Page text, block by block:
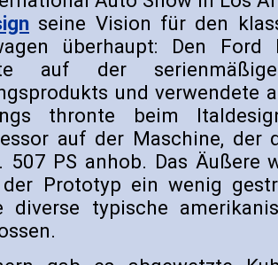
seine Vision für den
überhaupt: Den Ford
auf der
und verwendete
thronte beim
auf der Maschine, der
507 PS anhob. Das Äußere
Prototyp ein wenig
diverse typische